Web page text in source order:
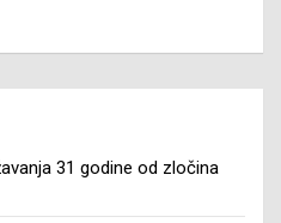
31 godine od zločina